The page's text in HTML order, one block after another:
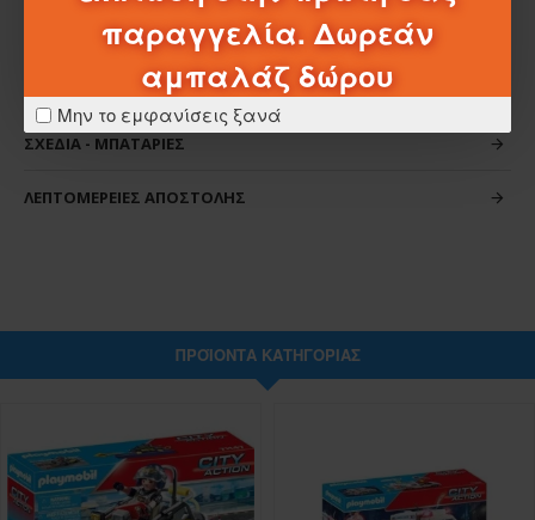
παραγγελία. Δωρεάν
αμπαλάζ δώρου
Μην το εμφανίσεις ξανά
ΧΑΡΑΚΤΗΡΙΣΤΙΚΆ
ΣΧΈΔΙΑ - ΜΠΑΤΑΡΊΕΣ
ΛΕΠΤΟΜΈΡΕΙΕΣ ΑΠΟΣΤΟΛΉΣ
ΠΡΟΪΌΝΤΑ ΚΑΤΗΓΟΡΊΑΣ